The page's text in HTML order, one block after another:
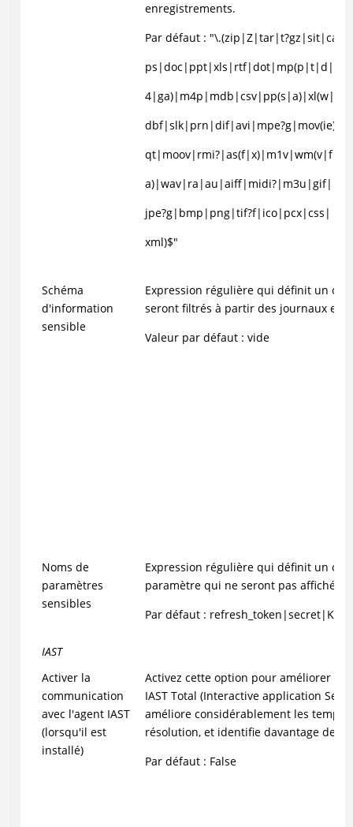
enregistrements.
Par défaut :
4|ga)|m4p|mdb|csv|pp(s|a)|xl(w|a)|
dbf|slk|prn|dif|avi|mpe?g|mov(ie)?|
qt|moov|rmi?|as(f|x)|m1v|wm(v|f|
a)|wav|ra|au|aiff|midi?|m3u|gif|
jpe?g|bmp|png|tif?f|ico|pcx|css|
xml)$"
Schéma
d'information
sensible
Expression régulière qui définit un ou
seront filtrés à partir des journaux et
Valeur par défaut : vide
Noms de
paramètres
sensibles
Expression régulière qui définit un ou
paramètre qui ne seront pas affichés.
Par défaut :
IAST
Activer la
communication
avec l'agent IAST
(lorsqu'il est
installé)
Activez cette option pour améliorer
IAST Total (Interactive application
améliore considérablement les temps
résolution, et identifie davantage de
Par défaut : False